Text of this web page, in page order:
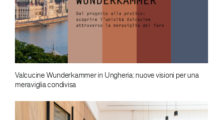
Valcucine Wunderkammer in Ungheria: nuove visioni per una
meraviglia condivisa